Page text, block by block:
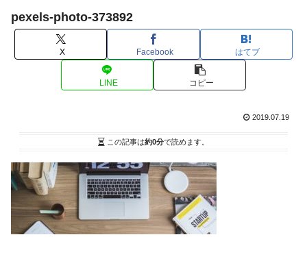
pexels-photo-373892
X Facebook はてブ
LINE コピー
2019.07.19
この記事は約0分で読めます。